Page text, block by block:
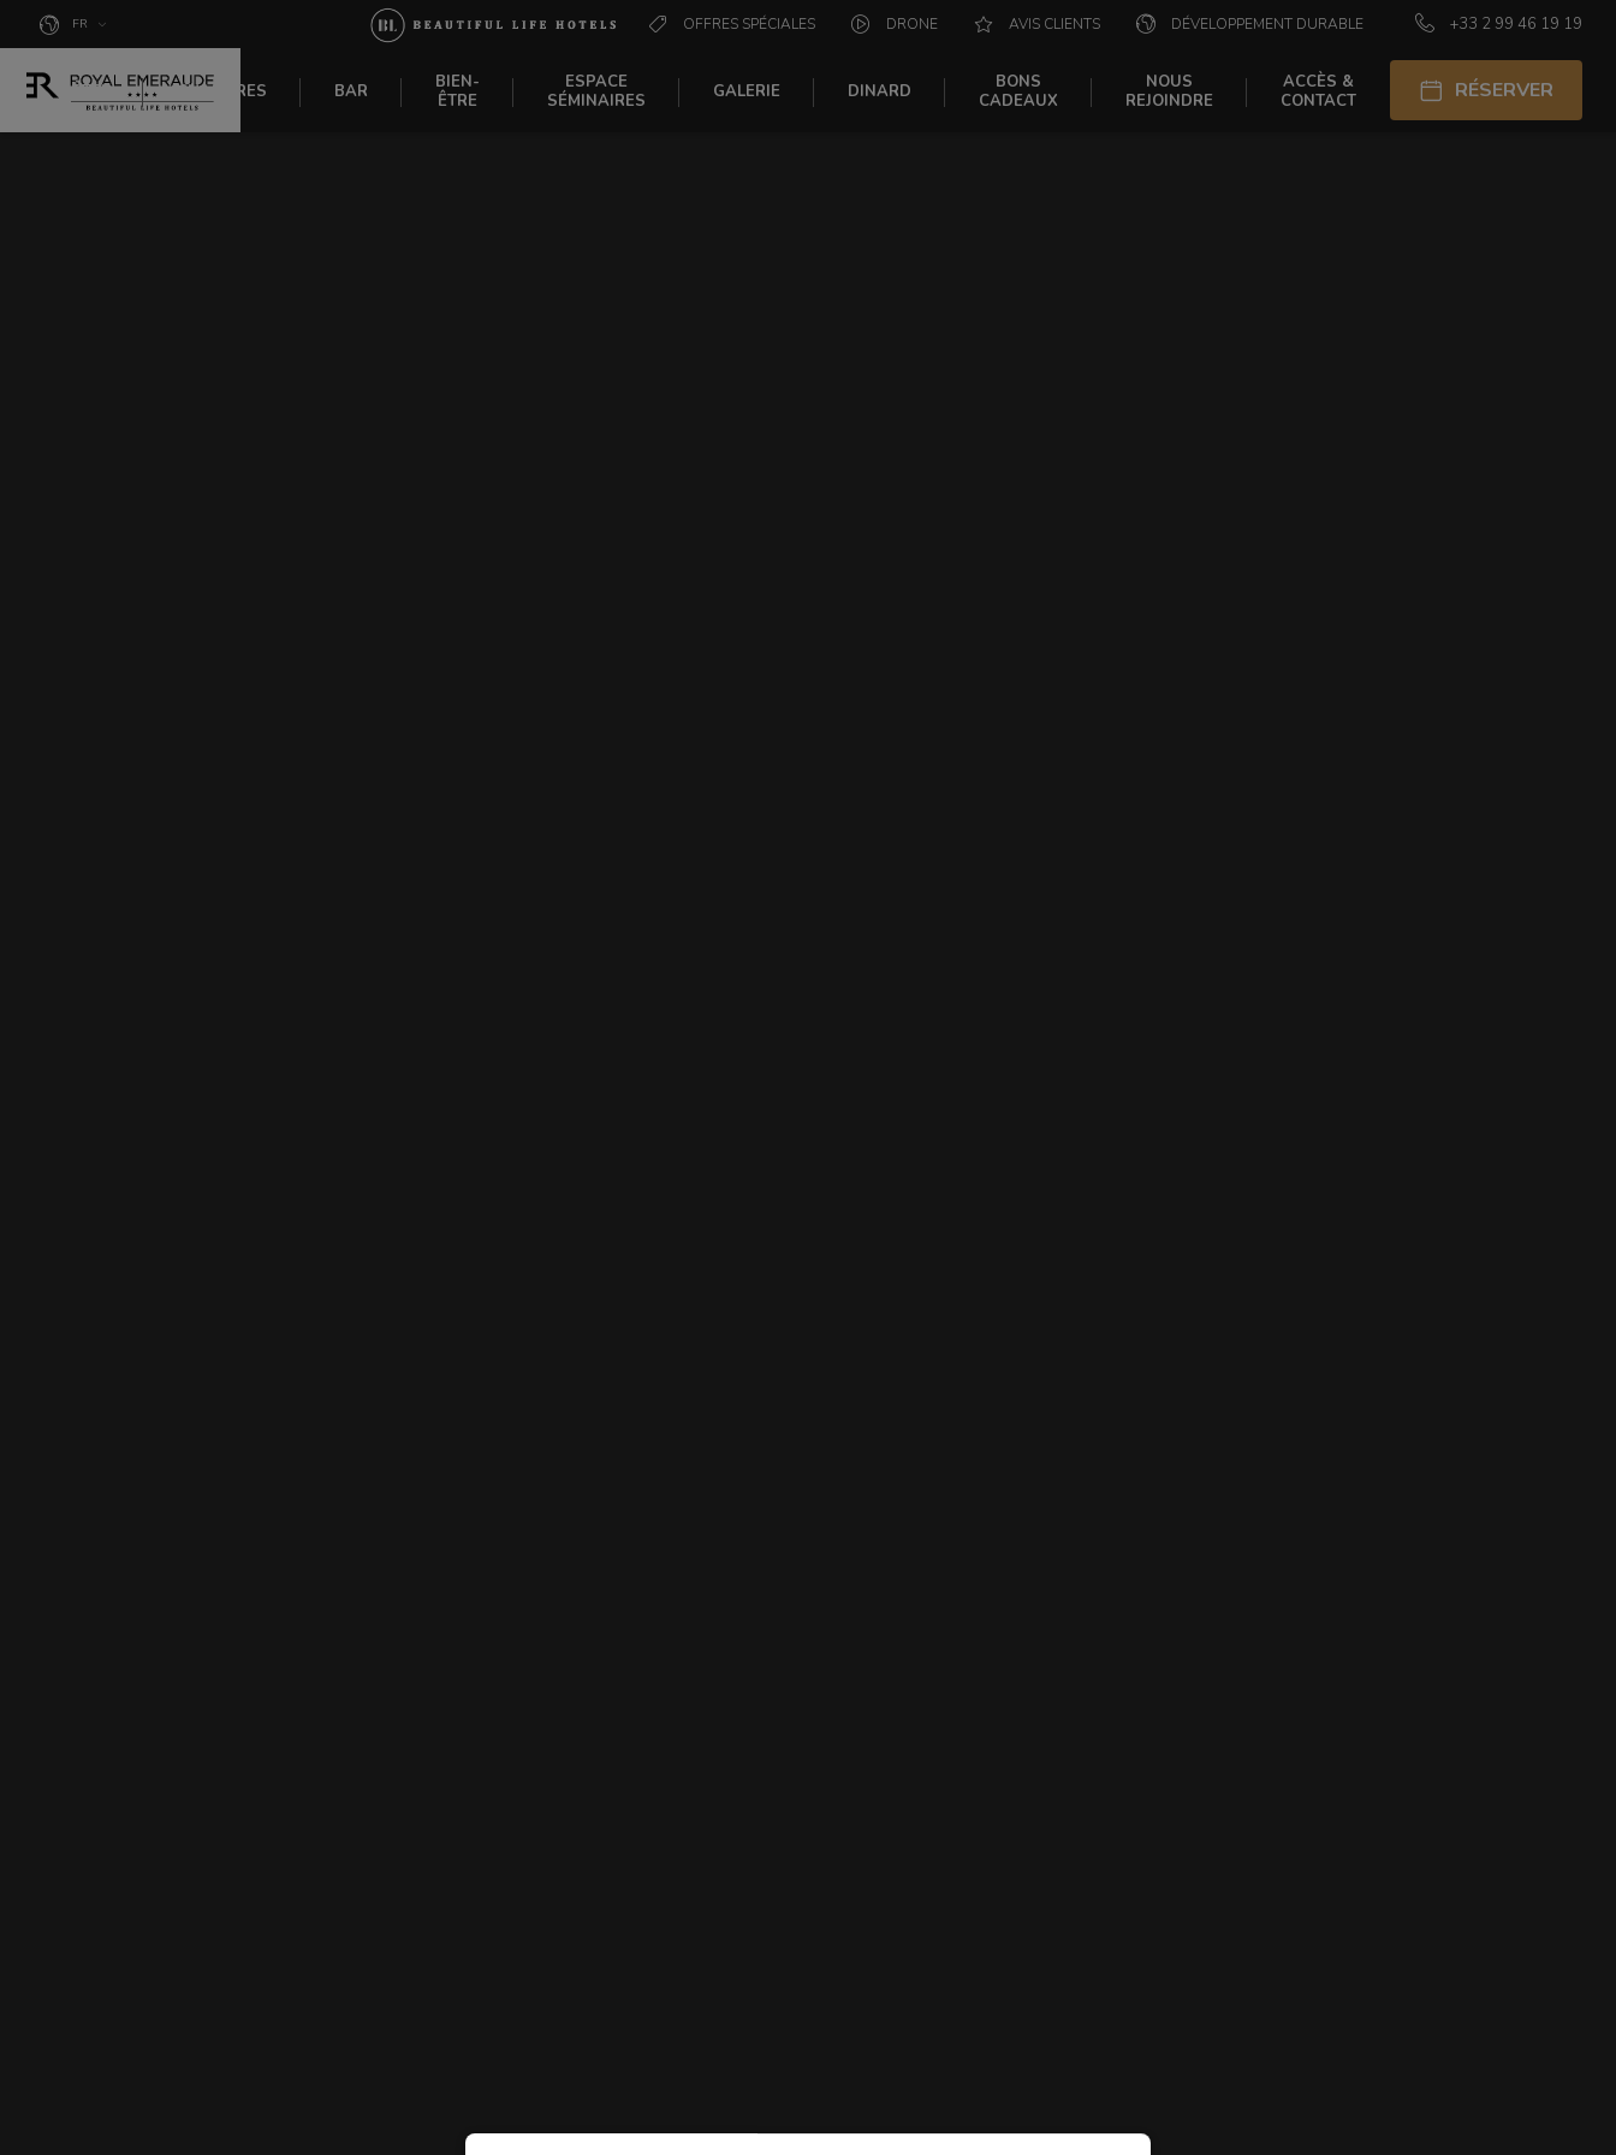
FR OFFRES SPÉCIALES DRONE AVIS CLIENTS DÉVELOPPEMENT DURABLE +33 2 99 46 19 19
RÉSERVER
HÔTEL CHAMBRES BAR
BIEN-
ÊTRE
ESPACE
SÉMINAIRES
GALERIE DINARD
BONS
CADEAUX
NOUS
REJOINDRE
ACCÈS &
CONTACT
Panneau de gestion des cookies